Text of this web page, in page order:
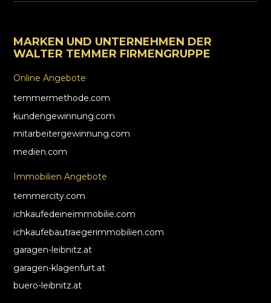
MARKEN UND UNTERNEHMEN DER
WALTER TEMMER FIRMENGRUPPE
Online Angebote
temmermethode.com
kundengewinnung.com
mitarbeitergewinnung.com
medien.com
Immobilien Angebote
temmercity.com
ichkaufedeineimmobilie.com
ichkaufebautraegerimmobilien.com
garagen-leibnitz.at
garagen-klagenfurt.at
buero-leibnitz.at